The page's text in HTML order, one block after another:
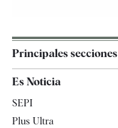
Principales secciones
España
Es Noticia
SEPI
Plus Ultra